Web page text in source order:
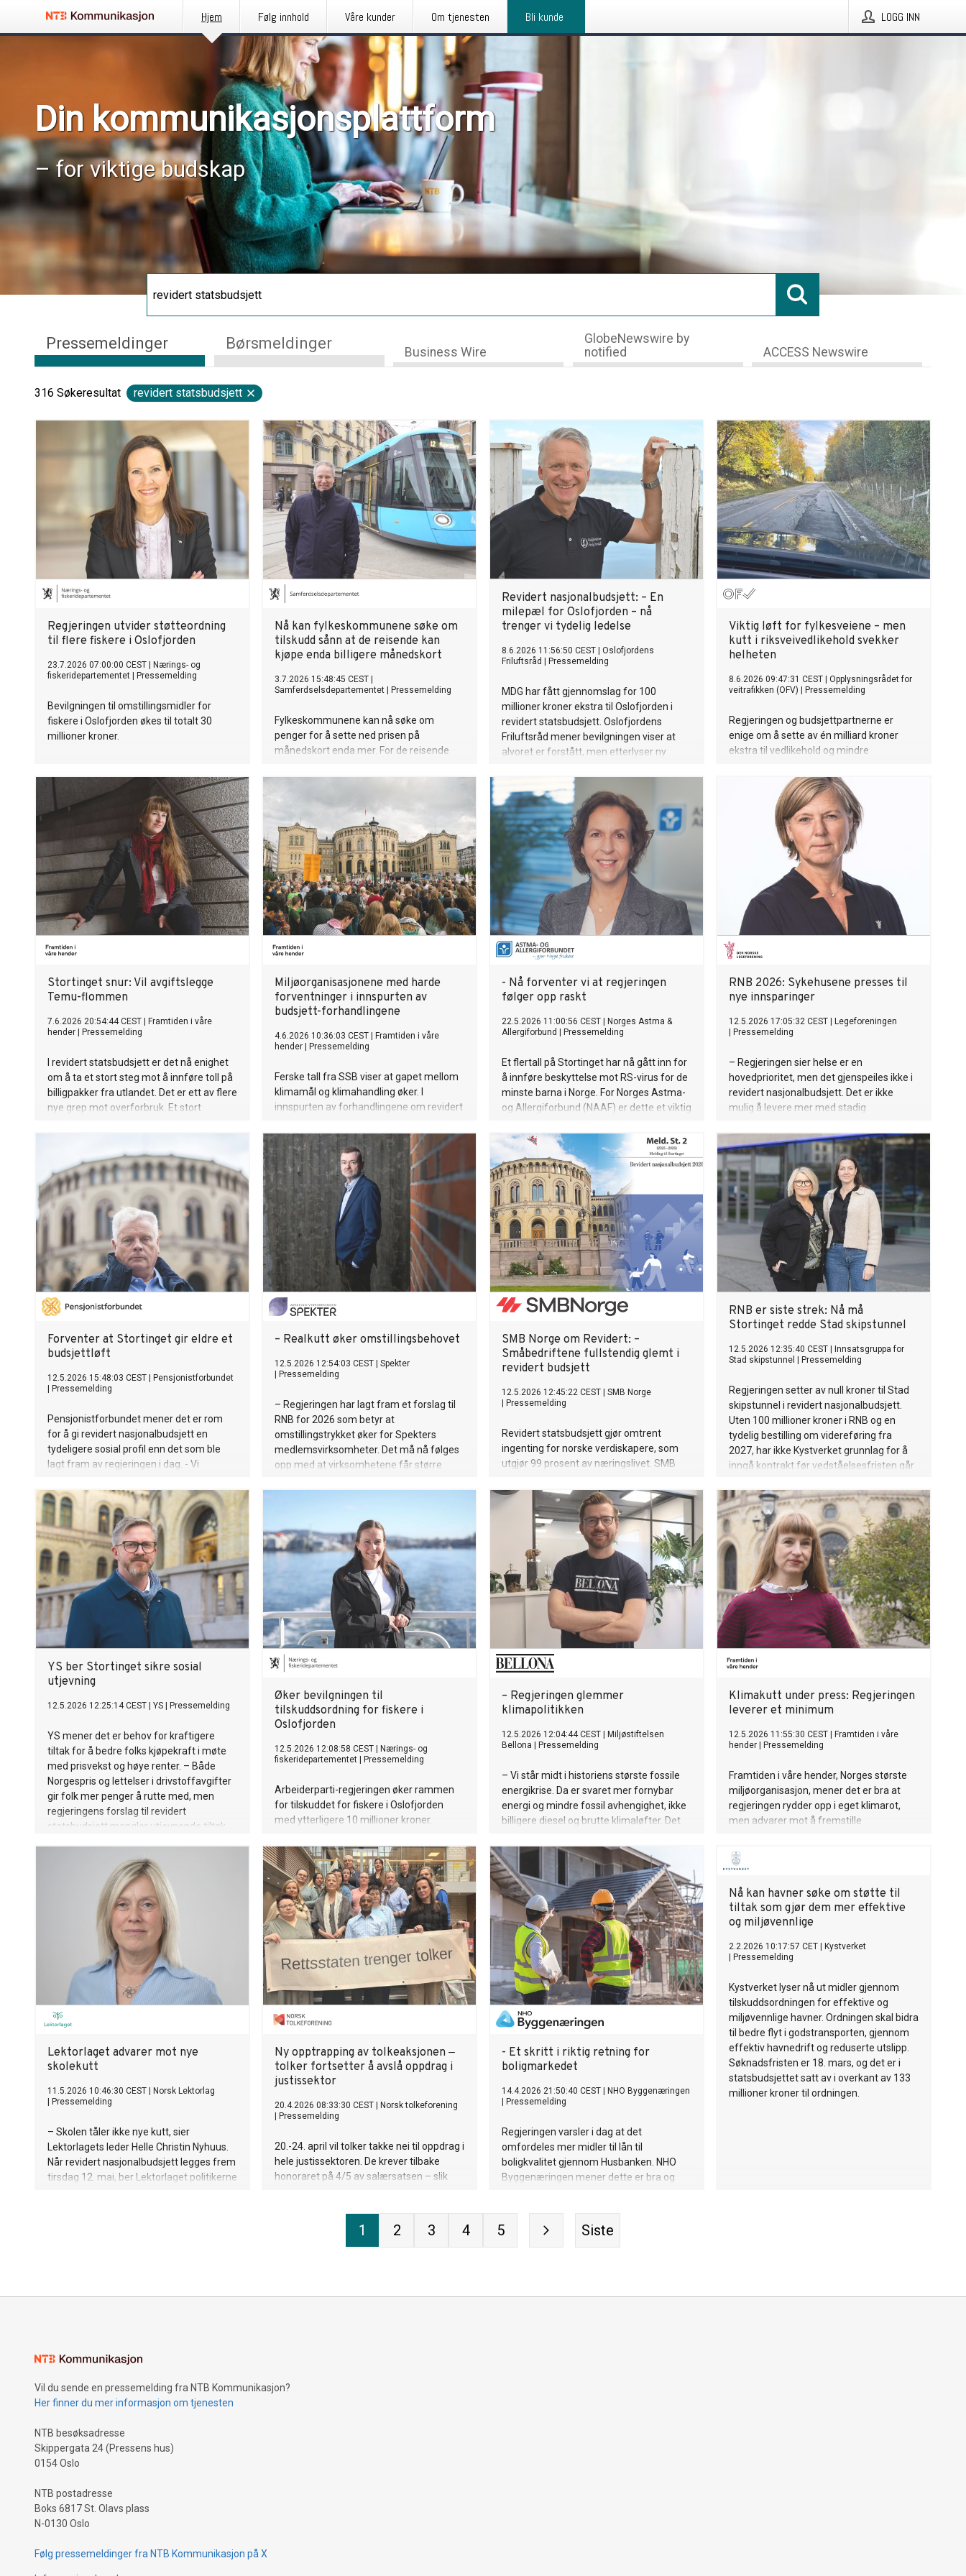
Hjem Følg innhold Våre kunder Om tjenesten Bli kunde LOGG INN
Din kommunikasjonsplattform
– for viktige budskap
Pressemeldinger Børsmeldinger Business Wire
GlobeNewswire by
notified
ACCESS Newswire
316 Søkeresultat revidert statsbudsjett
Regjeringen utvider støtteordning
til flere fiskere i Oslofjorden
23.7.2026 07:00:00 CEST
Nærings- og
fiskeridepartementet
Pressemelding
Bevilgningen til omstillingsmidler for
fiskere i Oslofjorden økes til totalt 30
millioner kroner.
Nå kan fylkeskommunene søke om
tilskudd sånn at de reisende kan
kjøpe enda billigere månedskort
3.7.2026 15:48:45 CEST
Samferdselsdepartementet
Pressemelding
Fylkeskommunene kan nå søke om
penger for å sette ned prisen på
månedskort enda mer. For de reisende
blir billigere i år – med en ny prisreduksjon
til den forrige prisreduksjonen på om lag
100 kroner.
Revidert nasjonalbudsjett: – En
milepæl for Oslofjorden – nå
trenger vi tydelig ledelse
8.6.2026 11:56:50 CEST
Oslofjordens
Friluftsråd
Pressemelding
MDG har fått gjennomslag for 100
millioner kroner ekstra til Oslofjorden i
revidert statsbudsjett. Oslofjordens
Friluftsråd mener bevilgningen viser at
alvoret er forstått, men etterlyser ny
Viktig løft for fylkesveiene – men
kutt i riksveivedlikehold svekker
helheten
8.6.2026 09:47:31 CEST
Opplysningsrådet for
veitrafikken (OFV)
Pressemelding
Regjeringen og budsjettpartnerne er
enige om å sette av én milliard kroner
ekstra til vedlikehold og mindre
Opplysningsrådet for veitrafikken mener
dette er et viktig og nødvendig løft, men
advarer mot at styrkingen skjer samtidig
som vedlikeholdet av riksveiene kuttes
med 350 millioner kroner.
Stortinget snur: Vil avgiftslegge
Temu-flommen
7.6.2026 20:54:44 CEST
Framtiden i våre
hender
Pressemelding
I revidert statsbudsjett er det nå enighet
om å ta et stort steg mot å innføre toll på
billigpakker fra utlandet. Det er ett av flere
nye grep mot overforbruk. Et stort
Miljøorganisasjonene med harde
forventninger i innspurten av
budsjett-forhandlingene
4.6.2026 10:36:03 CEST
Framtiden i våre
hender
Pressemelding
Ferske tall fra SSB viser at gapet mellom
klimamål og klimahandling øker. I
innspurten av forhandlingene om revidert
tydelige i sine krav.
- Nå forventer vi at regjeringen
følger opp raskt
22.5.2026 11:00:56 CEST
Norges Astma &
Allergiforbund
Pressemelding
Et flertall på Stortinget har nå gått inn for
å innføre beskyttelse mot RS-virus for de
minste barna i Norge. For Norges Astma-
og Allergiforbund (NAAF) er dette et viktig
tids arbeid for å få på plass forebyggende
tiltak mot alvorlig RS-sykdom hos
spedbarn.
RNB 2026: Sykehusene presses til
nye innsparinger
12.5.2026 17:05:32 CEST
Legeforeningen
Pressemelding
– Regjeringen sier helse er en
hovedprioritet, men det gjenspeiles ikke i
revidert nasjonalbudsjett. Det er ikke
mulig å levere mer med stadig
Rime, president i Legeforeningen.
Forventer at Stortinget gir eldre et
budsjettløft
12.5.2026 15:48:03 CEST
Pensjonistforbundet
Pressemelding
Pensjonistforbundet mener det er rom
for å gi revidert nasjonalbudsjett en
tydeligere sosial profil enn det som ble
lagt fram av regjeringen i dag. - Vi
med lave inntekter når budsjettet skal
behandles, sier forbundsleder Jan
Davidsen.
– Realkutt øker omstillingsbehovet
12.5.2026 12:54:03 CEST
Spekter
Pressemelding
– Regjeringen har lagt fram et forslag til
RNB for 2026 som betyr at
omstillingstrykket øker for Spekters
medlemsvirksomheter. Det må nå følges
opp med at virksomhetene får større
SMB Norge om Revidert: –
Småbedriftene fullstendig glemt i
revidert budsjett
12.5.2026 12:45:22 CEST
SMB Norge
Pressemelding
Revidert statsbudsjett gjør omtrent
ingenting for norske verdiskapere, som
utgjør 99 prosent av næringslivet. SMB
og manglende forenkling vil kvele
vekstevnen hos landets viktigste
verdiskapere. SMB Norge peker på at
mange småbedrifter opplever et svært
krevende kostnadsnivå, med høye renter,
økte innkjøpspriser, høy nettleie og store
energikostnader.
RNB er siste strek: Nå må
Stortinget redde Stad skipstunnel
12.5.2026 12:35:40 CEST
Innsatsgruppa for
Stad skipstunnel
Pressemelding
Regjeringen setter av null kroner til Stad
skipstunnel i revidert nasjonalbudsjett.
Uten 100 millioner kroner i RNB og en
tydelig bestilling om videreføring fra
2027, har ikke Kystverket grunnlag for å
inngå kontrakt før vedståelsesfristen går
YS ber Stortinget sikre sosial
utjevning
12.5.2026 12:25:14 CEST YS Pressemelding
YS mener det er behov for kraftigere
tiltak for å bedre folks kjøpekraft i møte
med prisvekst og høye renter. – Både
Norgespris og lettelser i drivstoffavgifter
gir folk mer penger å rutte med, men
regjeringens forslag til revidert
statsbudsjett mangler utjevnende tiltak.
Stortinget sørger for at det kommer tiltak
som gjør at de med lave og middels
inntekter klarer seg gjennom dyrtiden,
sier YS-leder Hans-Erik Skjæggerud.
Regjeringen foreslår en økning i frie
inntekter til kommunene fra neste
år, men legger ikke opp til ekstra midler til
kommunene i 2026. – Det er bra at
kommunene har fått litt bedre økonomi,
men det kommer med en pris. Mange har
kuttet mye i egne tjenester. Vår
bekymring er at ansatte innen helse,
Særlig i skoler og barnehager er det for få
på jobb for å ta vare på barna våre. Det er
Øker bevilgningen til
tilskuddsordning for fiskere i
Oslofjorden
12.5.2026 12:08:58 CEST
Nærings- og
fiskeridepartementet
Pressemelding
Arbeiderparti-regjeringen øker rammen
for tilskuddet for fiskere i Oslofjorden
med ytterligere 10 millioner kroner.
– Regjeringen glemmer
klimapolitikken
12.5.2026 12:04:44 CEST
Miljøstiftelsen
Bellona
Pressemelding
– Vi står midt i historiens største fossile
energikrise. Da er svaret mer fornybar
energi og mindre fossil avhengighet, ikke
billigere diesel og brutte klimaløfter. Det
sier daglig leder Sveinung Rotevatn, i
Miljøstiftelsen Bellona.
Klimakutt under press: Regjeringen
leverer et minimum
12.5.2026 11:55:30 CEST
Framtiden i våre
hender
Pressemelding
Framtiden i våre hender, Norges største
miljøorganisasjon, mener det er bra at
regjeringen rydder opp i eget klimarot,
men advarer mot å fremstille
kutter utslipp for sakte, og dette
budsjettet gjør ikke nok for å øke
Lektorlaget advarer mot nye
skolekutt
11.5.2026 10:46:30 CEST
Norsk Lektorlag
Pressemelding
– Skolen tåler ikke nye kutt, sier
Lektorlagets leder Helle Christin Nyhuus.
Når revidert nasjonalbudsjett legges frem
tirsdag 12. mai, ber Lektorlaget politikerne
Ny opptrapping av tolkeaksjonen ‒
tolker fortsetter å avslå oppdrag i
justissektor
20.4.2026 08:33:30 CEST
Norsk tolkeforening
Pressemelding
20.-24. april vil tolker takke nei til oppdrag i
hele justissektoren. De krever tilbake
honoraret på 4/5 av salærsatsen – slik
- Et skritt i riktig retning for
boligmarkedet
14.4.2026 21:50:40 CEST
NHO Byggenæringen
Pressemelding
Regjeringen varsler i dag at det
omfordeles mer midler til lån til
boligkvalitet gjennom Husbanken. NHO
Byggenæringen mener dette er bra og
Nå kan havner søke om støtte til
tiltak som gjør dem mer effektive
og miljøvennlige
2.2.2026 10:17:57 CET
Kystverket
Pressemelding
Kystverket lyser nå ut midler gjennom
tilskuddsordningen for effektive og
miljøvennlige havner. Ordningen skal bidra
til bedre flyt i godstransporten, gjennom
effektiv havnedrift og reduserte utslipp.
Søknadsfristen er 18. mars, og det er i
statsbudsjettet satt av i overkant av 133
millioner kroner til ordningen.
1 2 3 4 5 Siste
Vil du sende en pressemelding fra NTB Kommunikasjon?
Her finner du mer informasjon om tjenesten
NTB besøksadresse
Skippergata 24 (Pressens hus)
0154 Oslo
NTB postadresse
Boks 6817 St. Olavs plass
N-0130 Oslo
Følg pressemeldinger fra NTB Kommunikasjon på X